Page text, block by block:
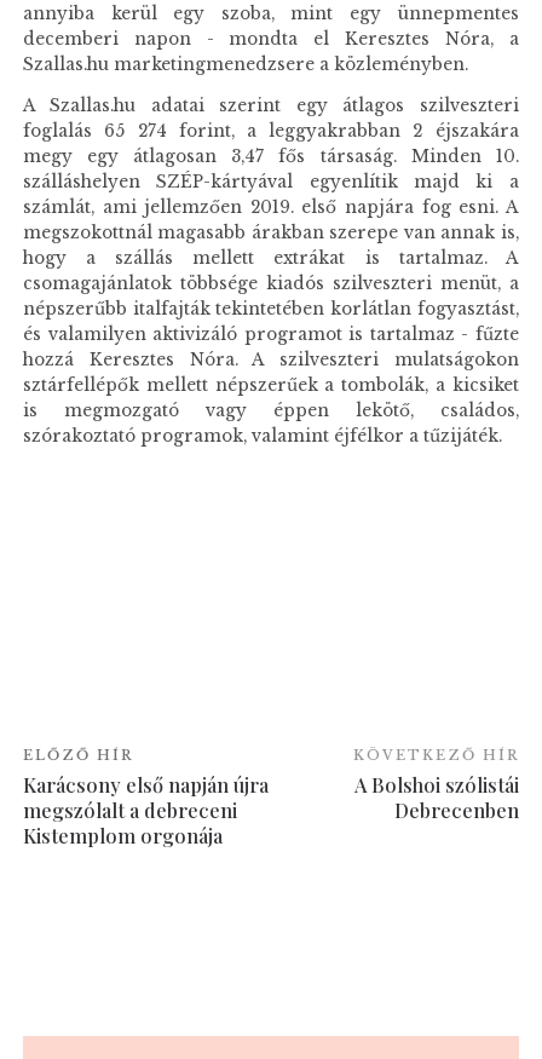
annyiba kerül egy szoba, mint egy ünnepmentes
decemberi napon - mondta el Keresztes Nóra, a
Szallas.hu marketingmenedzsere a közleményben.
A Szallas.hu adatai szerint egy átlagos szilveszteri
foglalás 65 274 forint, a leggyakrabban 2 éjszakára
megy egy átlagosan 3,47 fős társaság. Minden 10.
szálláshelyen SZÉP-kártyával egyenlítik majd ki a
számlát, ami jellemzően 2019. első napjára fog esni. A
megszokottnál magasabb árakban szerepe van annak is,
hogy a szállás mellett extrákat is tartalmaz. A
csomagajánlatok többsége kiadós szilveszteri menüt, a
népszerűbb italfajták tekintetében korlátlan fogyasztást,
és valamilyen aktivizáló programot is tartalmaz - fűzte
hozzá Keresztes Nóra. A szilveszteri mulatságokon
sztárfellépők mellett népszerűek a tombolák, a kicsiket
is megmozgató vagy éppen lekötő, családos,
szórakoztató programok, valamint éjfélkor a tűzijáték.
ELŐZŐ HÍR
Karácsony első napján újra
megszólalt a debreceni
Kistemplom orgonája
KÖVETKEZŐ HÍR
A Bolshoi szólistái
Debrecenben